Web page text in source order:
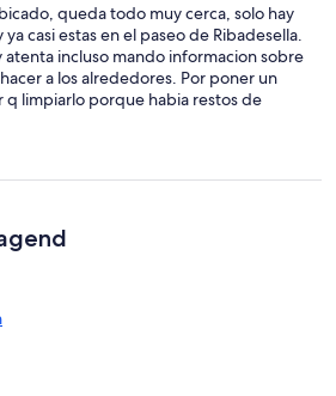
queda todo muy cerca, solo hay
casi estas en el paseo de Ribadesella.
atenta incluso mando informacion sobre
a los alrededores. Por poner un
q limpiarlo porque habia restos de